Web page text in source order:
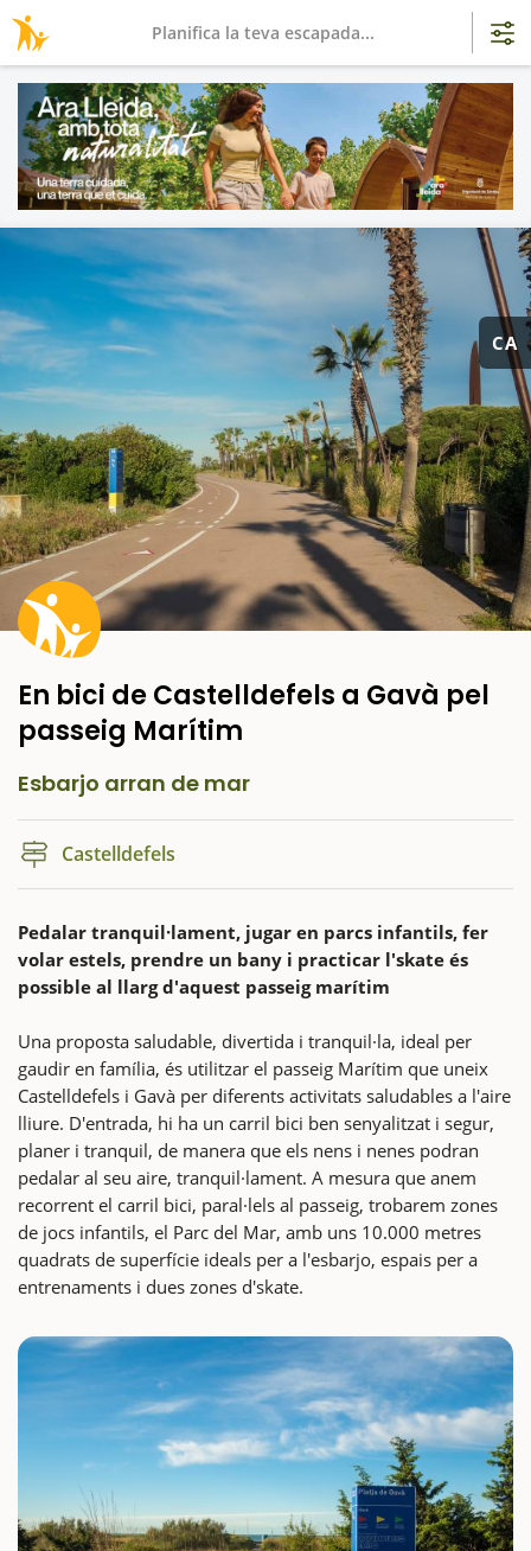
CA
En bici de Castelldefels a Gavà pel
passeig Marítim
Esbarjo arran de mar
Castelldefels
Pedalar tranquil·lament, jugar en parcs infantils, fer
volar estels, prendre un bany i practicar l'skate és
possible al llarg d'aquest passeig marítim
Una proposta saludable, divertida i tranquil·la, ideal per
gaudir en família, és utilitzar el passeig Marítim que uneix
Castelldefels i Gavà per diferents activitats saludables a l'aire
lliure. D'entrada, hi ha un carril bici ben senyalitzat i segur,
planer i tranquil, de manera que els nens i nenes podran
pedalar al seu aire, tranquil·lament. A mesura que anem
recorrent el carril bici, paral·lels al passeig, trobarem zones
de jocs infantils, el Parc del Mar, amb uns 10.000 metres
quadrats de superfície ideals per a l'esbarjo, espais per a
entrenaments i dues zones d'skate.
Planifica la teva escapada...